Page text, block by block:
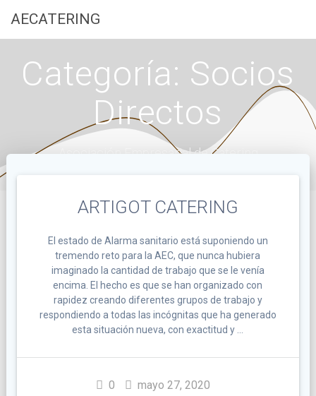
AECATERING
Categoría: Socios
Directos
Asociación Empresarial de Catering
ARTIGOT CATERING
El estado de Alarma sanitario está suponiendo un
tremendo reto para la AEC, que nunca hubiera
imaginado la cantidad de trabajo que se le venía
encima. El hecho es que se han organizado con
rapidez creando diferentes grupos de trabajo y
respondiendo a todas las incógnitas que ha generado
esta situación nueva, con exactitud y …
0 mayo 27, 2020